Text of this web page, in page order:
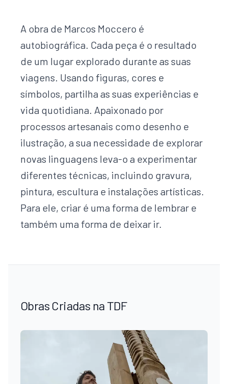
A obra de Marcos Moccero é
autobiográfica. Cada peça é o resultado
de um lugar explorado durante as suas
viagens. Usando figuras, cores e
símbolos, partilha as suas experiências e
vida quotidiana. Apaixonado por
processos artesanais como desenho e
ilustração, a sua necessidade de explorar
novas linguagens leva-o a experimentar
diferentes técnicas, incluindo gravura,
pintura, escultura e instalações artísticas.
Para ele, criar é uma forma de lembrar e
também uma forma de deixar ir.
Obras Criadas na TDF